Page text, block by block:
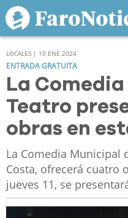
LOCALES | 10 ENE 2024
ENTRADA GRATUITA
La
Teatro
obras en
La Comedia Municipal
Costa, ofrecerá cuatro
jueves 11, se